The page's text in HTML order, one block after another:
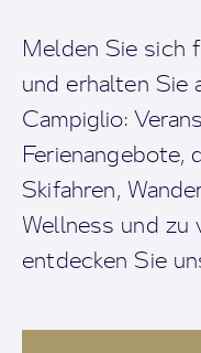
Melden Sie sich
und erhalten Sie
Campiglio:
Ferienangebote,
Skifahren,
Wellness und zu
entdecken Sie